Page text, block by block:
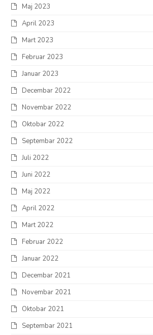
Maj 2023
April 2023
Mart 2023
Februar 2023
Januar 2023
Decembar 2022
Novembar 2022
Oktobar 2022
Septembar 2022
Juli 2022
Juni 2022
Maj 2022
April 2022
Mart 2022
Februar 2022
Januar 2022
Decembar 2021
Novembar 2021
Oktobar 2021
Septembar 2021